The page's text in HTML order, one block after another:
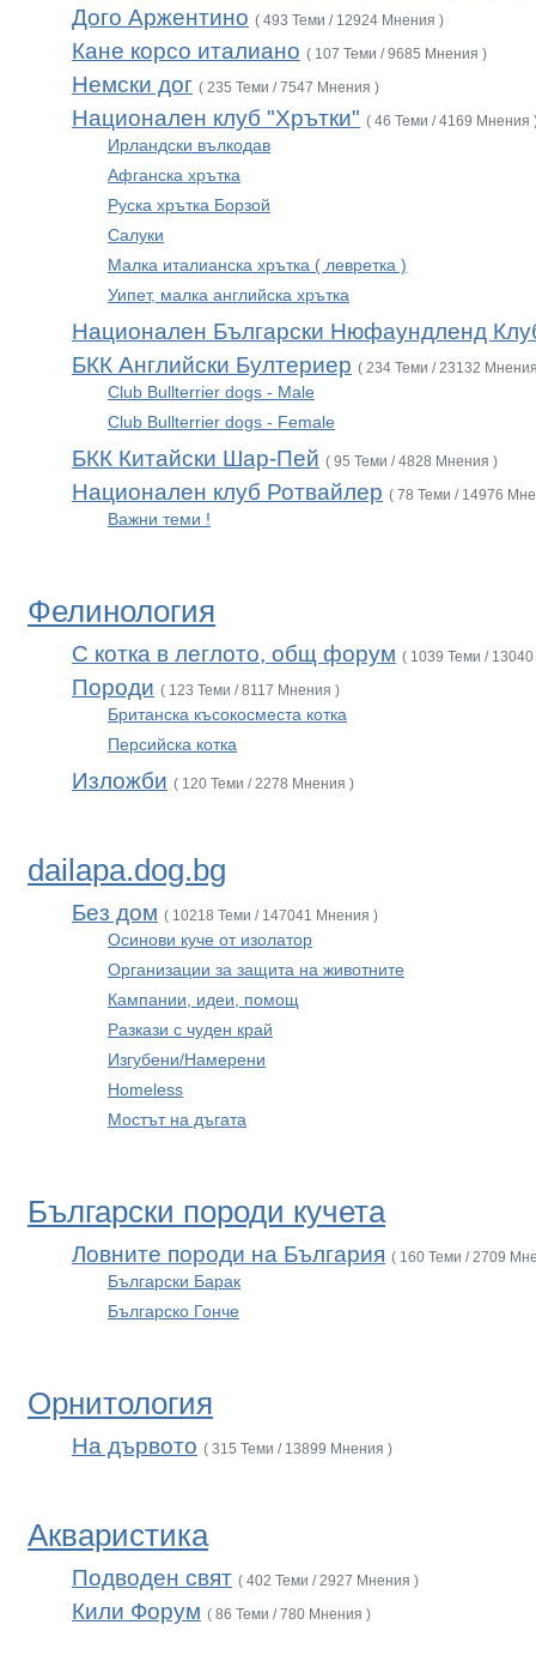
Дого Аржентино ( 493 Теми / 12924 Мнения )
Кане корсо италиано ( 107 Теми / 9685 Мнения )
Немски дог ( 235 Теми / 7547 Мнения )
Национален клуб "Хрътки" ( 46 Теми / 4169 Мнения
Ирландски вълкодав
Афганска хрътка
Руска хрътка Борзой
Салуки
Малка италианска хрътка ( левретка )
Уипет, малка английска хрътка
Национален Български Нюфаундленд
БКК Английски Бултериер ( 234 Теми / 23132
Club Bullterrier dogs - Male
Club Bullterrier dogs - Female
БКК Китайски Шар-Пей ( 95 Теми / 4828 Мнения )
Национален клуб Ротвайлер ( 78 Теми / 14976
Важни теми !
Фелинология
С котка в леглото, общ форум ( 1039 Теми /
Породи ( 123 Теми / 8117 Мнения )
Британска късокосместа котка
Персийска котка
Изложби ( 120 Теми / 2278 Мнения )
dailapa.dog.bg
Без дом ( 10218 Теми / 147041 Мнения )
Осинови куче от изолатор
Организации за защита на животните
Кампании, идеи, помощ
Разкази с чуден край
Изгубени/Намерени
Homeless
Мостът на дъгата
Български породи кучета
Ловните породи на България ( 160 Теми / 2709
Български Барак
Българско Гонче
Орнитология
На дървото ( 315 Теми / 13899 Мнения )
Акваристика
Подводен свят ( 402 Теми / 2927 Мнения )
Кили Форум ( 86 Теми / 780 Мнения )